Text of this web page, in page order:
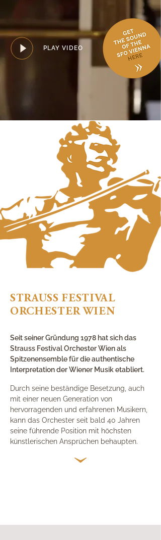
PLAY VIDEO
STRAUSS FESTIVAL
ORCHESTER WIEN
Seit seiner Gründung 1978 hat sich das
Strauss Festival Orchester Wien als
Spitzenensemble für die authentische
Interpretation der Wiener Musik etabliert.
Durch seine beständige Besetzung, auch
mit einer neuen Generation von
hervorragenden und erfahrenen Musikern,
kann das Orchester seit bald 40 Jahren
seine führende Position mit höchsten
künstlerischen Ansprüchen behaupten.